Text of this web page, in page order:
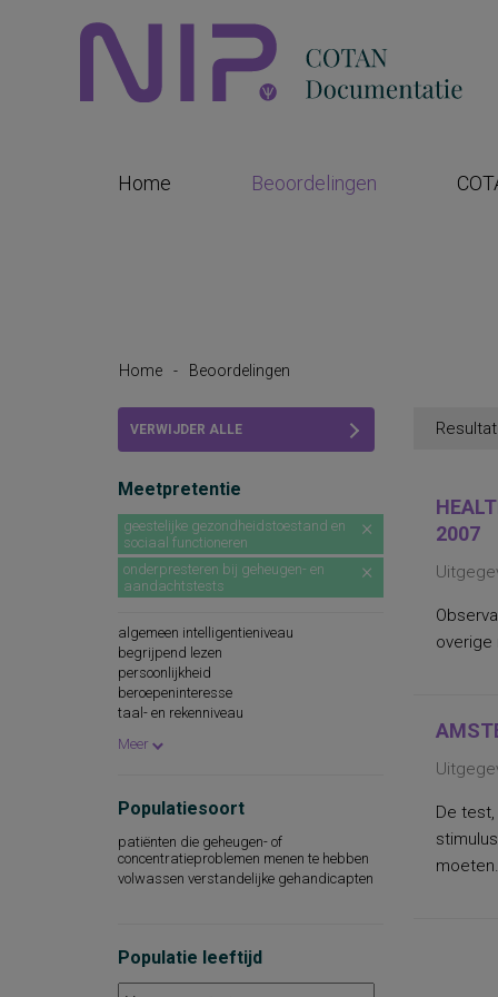
Home Beoordelingen
Home - Beoordelingen
VERWIJDER ALLE
Meetpretentie
geestelijke gezondheidstoestand en
sociaal functioneren
onderpresteren bij geheugen- en
aandachtstests
algemeen intelligentieniveau
begrijpend lezen
persoonlijkheid
beroepeninteresse
taal- en rekenniveau
spellingsvaardigheid
persoonlijkheidseigenschappen
woordenschat
sociaal-emotioneel functioneren
technische leesvaardigheid
psychopathologie
rekenvaardigheid
Meer
Populatiesoort
patiënten die geheugen- of
concentratieproblemen menen te hebben
volwassen verstandelijke gehandicapten
Populatie leeftijd
2007
overige
De